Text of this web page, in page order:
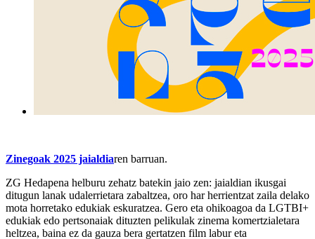
Zinegoak 2025 jaialdiaren barruan.
ZG Hedapena helburu zehatz batekin jaio zen: jaialdian ikusgai
ditugun lanak udalerrietara zabaltzea, oro har herrientzat zaila delako
mota horretako edukiak eskuratzea. Gero eta ohikoagoa da LGTBI+
edukiak edo pertsonaiak dituzten pelikulak zinema komertzialetara
heltzea, baina ez da gauza bera gertatzen film labur eta